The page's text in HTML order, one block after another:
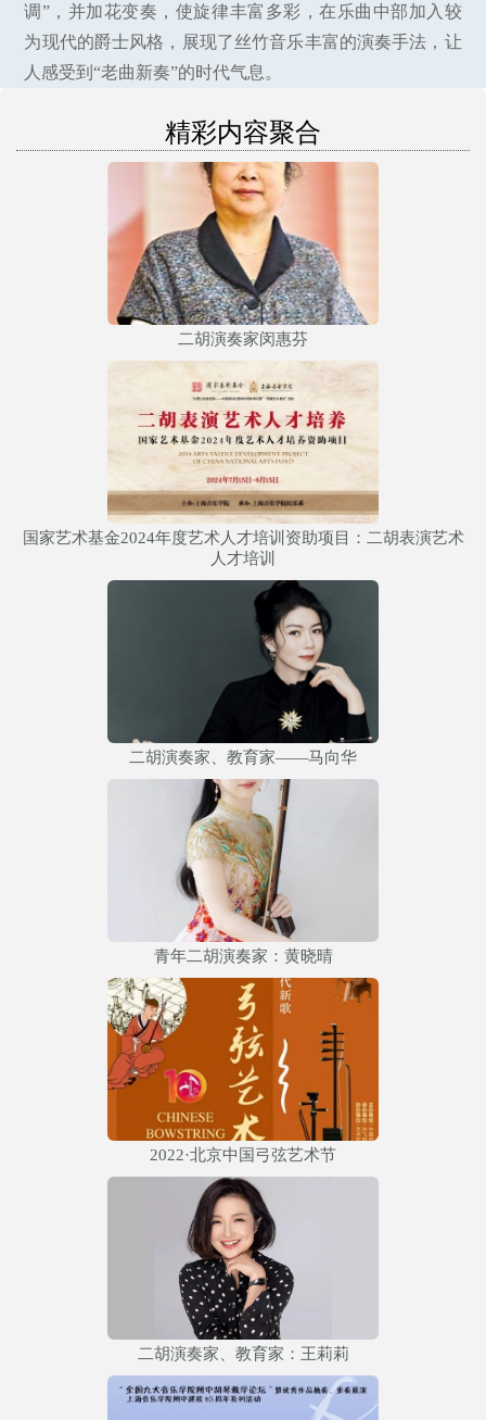
调”，并加花变奏，使旋律丰富多彩，在乐曲中部加入较
为现代的爵士风格，展现了丝竹音乐丰富的演奏手法，让
人感受到“老曲新奏”的时代气息。
精彩内容聚合
二胡演奏家闵惠芬
国家艺术基金2024年度艺术人才培训资助项目：二胡表演艺术
人才培训
二胡演奏家、教育家——马向华
青年二胡演奏家：黄晓晴
2022·北京中国弓弦艺术节
二胡演奏家、教育家：王莉莉